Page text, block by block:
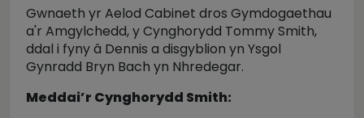
Gwnaeth yr Aelod Cabinet dros Gymdogaethau
a'r Amgylchedd, y Cynghorydd Tommy Smith,
ddal i fyny â Dennis a disgyblion yn Ysgol
Gynradd Bryn Bach yn Nhredegar.
Meddai’r Cynghorydd Smith: